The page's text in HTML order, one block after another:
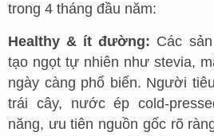
trong 4 tháng đầu năm:
Healthy & ít đường: Các
tạo ngọt tự nhiên như stevia,
ngày càng phổ biến. Người
trái cây, nước ép cold-
năng, ưu tiên nguồn gốc rõ